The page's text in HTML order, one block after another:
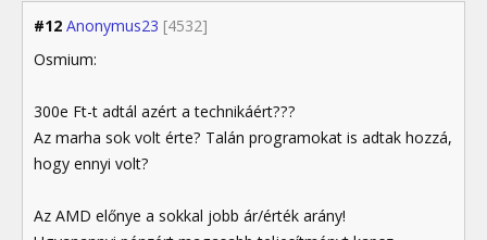
#12 Anonymus23 [4532]
Osmium:
300e Ft-t adtál azért a technikáért???
Az marha sok volt érte? Talán programokat is adtak hozzá,
hogy ennyi volt?
Az AMD előnye a sokkal jobb ár/érték arány!